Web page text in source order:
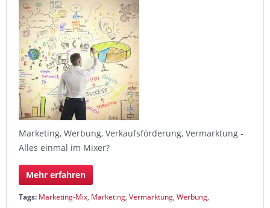
Marketing, Werbung, Verkaufsförderung, Vermarktung -
Alles einmal im Mixer?
Mehr erfahren
Tags: Marketing-Mix, Marketing, Vermarktung, Werbung,